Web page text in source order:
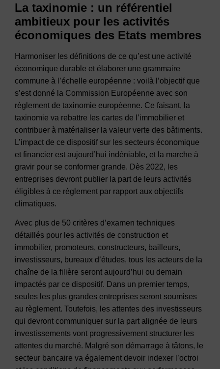
La taxinomie : un référentiel
ambitieux pour les activités
économiques des Etats membres
Harmoniser les définitions de ce qu’est une activité
économique durable et élaborer une grammaire
commune à l’échelle européenne : voilà l’objectif que
s’est donné la Commission Européenne avec son
règlement de taxinomie européenne. Ce faisant, la
taxinomie va rebattre les cartes de l’immobilier et
contribuer à matérialiser la valeur verte des bâtiments.
L’impact de ce dispositif sur les secteurs économique
et financier est aujourd’hui indéniable, et la marche à
gravir pour se conformer grande. Dès 2022, les
entreprises devront publier la part de leurs activités
éligibles à ce règlement par rapport aux objectifs
climatiques.
Avec plus de 50 critères d’examen techniques
détaillés pour les activités de construction et
immobilier, promoteurs, constructeurs, bailleurs,
investisseurs, bureaux d’études, tous les acteurs de la
chaîne de la filière seront aujourd’hui ou demain
impactés par ce dispositif. Dans un premier temps,
seules les plus grandes entreprises seront soumises
au règlement. Toutefois, les attentes des investisseurs
qui devront communiquer sur la part alignée de leurs
investissements vont progressivement structurer les
attentes du marché. Malgré son démarrage à tâtons, le
secteur bancaire va également devoir indexer l’octroi